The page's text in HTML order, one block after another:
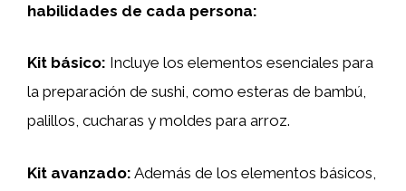
habilidades de cada persona:
Kit básico: Incluye los elementos esenciales para
la preparación de sushi, como esteras de bambú,
palillos, cucharas y moldes para arroz.
Kit avanzado: Además de los elementos básicos,